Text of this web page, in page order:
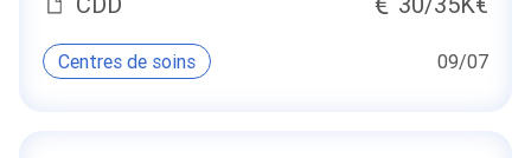
Centres de soins 09/07